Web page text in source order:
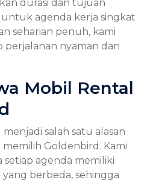
durasi dan tujuan
agenda kerja singkat
seharian penuh, kami
perjalanan nyaman dan
Mobil Rental
salah satu alasan
Goldenbird. Kami
setiap agenda memiliki
berbeda, sehingga